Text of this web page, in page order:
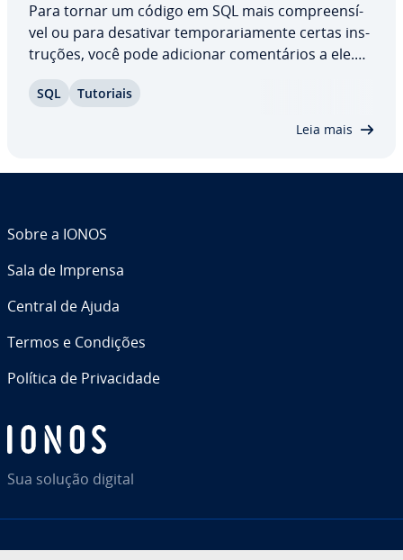
Para tornar um código em SQL mais com­pre­en­sí­
vel ou para desativar tem­po­ra­ri­a­mente certas ins­
tru­ções, você pode adicionar co­men­tá­rios a ele.
são chamados, são uma fer­ra­menta útil dessa
SQL Tutoriais
Leia mais
Sua solução digital
Sobre a IONOS
Sala de Imprensa
Central de Ajuda
Termos e Condições
Política de Pri­va­ci­dade